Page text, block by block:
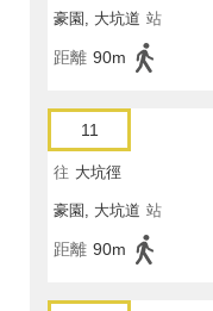
豪園, 大坑道 站
距離 90m
11
往 大坑徑
豪園, 大坑道 站
距離 90m